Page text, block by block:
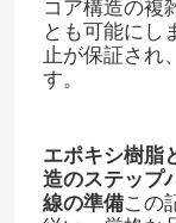
コア構造の複
とも可能にし
止が保証され
す。​
エポキシ樹脂
造のステップ
線の準備この